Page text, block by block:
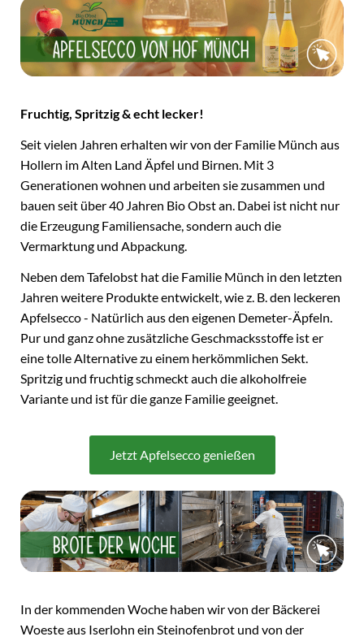
Fruchtig, Spritzig & echt lecker!
Seit vielen Jahren erhalten wir von der Familie Münch aus
Hollern im Alten Land Äpfel und Birnen. Mit 3
Generationen wohnen und arbeiten sie zusammen und
bauen seit über 40 Jahren Bio Obst an. Dabei ist nicht nur
die Erzeugung Familiensache, sondern auch die
Vermarktung und Abpackung.
Neben dem Tafelobst hat die Familie Münch in den letzten
Jahren weitere Produkte entwickelt, wie z. B. den leckeren
Apfelsecco - Natürlich aus den eigenen Demeter-Äpfeln.
Pur und ganz ohne zusätzliche Geschmacksstoffe ist er
eine tolle Alternative zu einem herkömmlichen Sekt.
Spritzig und fruchtig schmeckt auch die alkoholfreie
Variante und ist für die ganze Familie geeignet.
Jetzt Apfelsecco genießen
In der kommenden Woche haben wir von der Bäckerei
Woeste aus Iserlohn ein Steinofenbrot und von der